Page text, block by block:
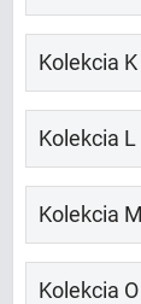
Kolekcia K
Kolekcia L
Kolekcia M
Kolekcia O